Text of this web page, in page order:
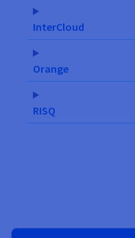
InterCloud
Orange
RISQ